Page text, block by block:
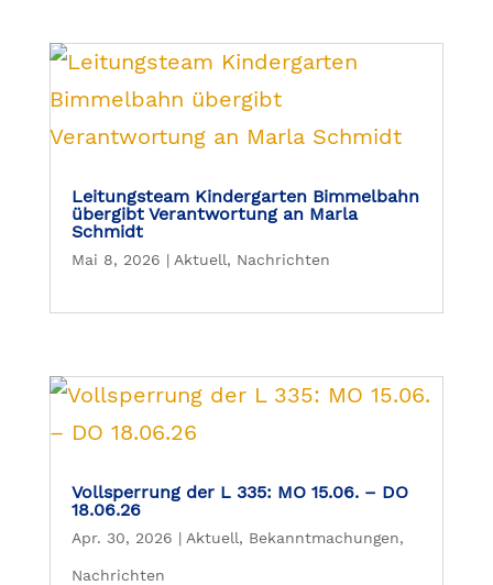
Leitungsteam Kindergarten Bimmelbahn
übergibt Verantwortung an Marla
Schmidt
Mai 8, 2026 | Aktuell, Nachrichten
Vollsperrung der L 335: MO 15.06. – DO
18.06.26
Apr. 30, 2026 | Aktuell, Bekanntmachungen,
Nachrichten